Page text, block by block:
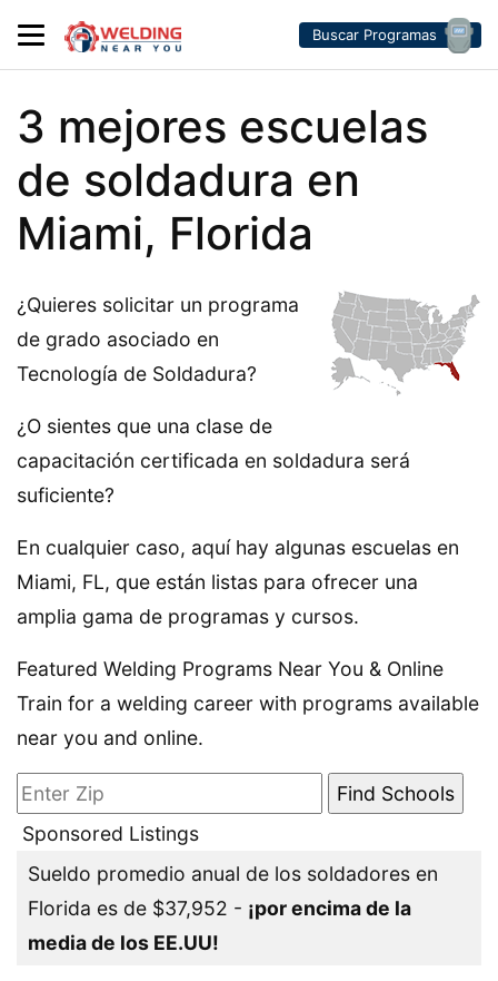
Buscar Programas
3 mejores escuelas
de soldadura en
Miami, Florida
¿Quieres solicitar un programa
de grado asociado en
Tecnología de Soldadura?
¿O sientes que una clase de
capacitación certificada en soldadura será
suficiente?
En cualquier caso, aquí hay algunas escuelas en
Miami, FL, que están listas para ofrecer una
amplia gama de programas y cursos.
Featured Welding Programs Near You & Online
Train for a welding career with programs available
near you and online.
Sponsored Listings
Sueldo promedio anual de los soldadores en
Florida es de $37,952 - ¡por encima de la
media de los EE.UU!